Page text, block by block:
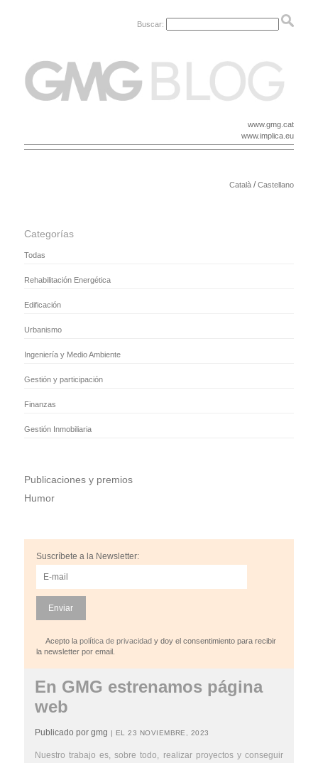
Buscar:
www.gmg.cat
www.implica.eu
Català /Castellano
Categorías
Todas
Rehabilitación Energética
Edificación
Urbanismo
Ingeniería y Medio Ambiente
Gestión y participación
Finanzas
Gestión Inmobiliaria
Publicaciones y premios
Humor
Suscríbete a la Newsletter:
Acepto la política de privacidad y doy el consentimiento para recibir
la newsletter por email.
En GMG estrenamos página
web
Publicado por gmg | EL 23 NOVIEMBRE, 2023
Nuestro trabajo es, sobre todo, realizar proyectos y conseguir